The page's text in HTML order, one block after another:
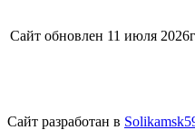
Сайт обновлен 11 июля
Сайт разработан в